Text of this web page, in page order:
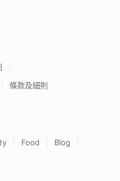
條款及細則
Food
Blog